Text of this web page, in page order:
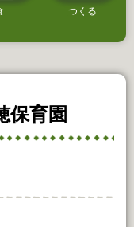
つくる
保育園